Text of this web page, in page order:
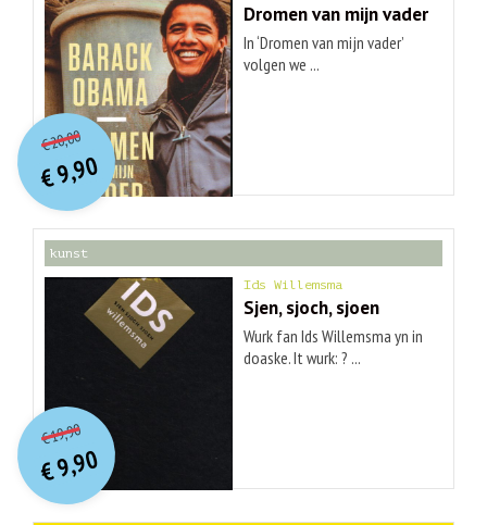
Dromen van mijn vader
In ‘Dromen van mijn vader’
volgen we ...
€20,00O
orspr
onkelijke
prijs
was:
€ 20,00.
€9,90
Huidige
prijs
is:
€ 9,90.
kunst
Ids Willemsma
Sjen, sjoch, sjoen
Wurk fan Ids Willemsma yn in
doaske. It wurk: ? ...
€19,90O
orspr
onkelijke
prijs
was:
€ 19,90.
€9,90
Huidige
prijs
is:
€ 9,90.